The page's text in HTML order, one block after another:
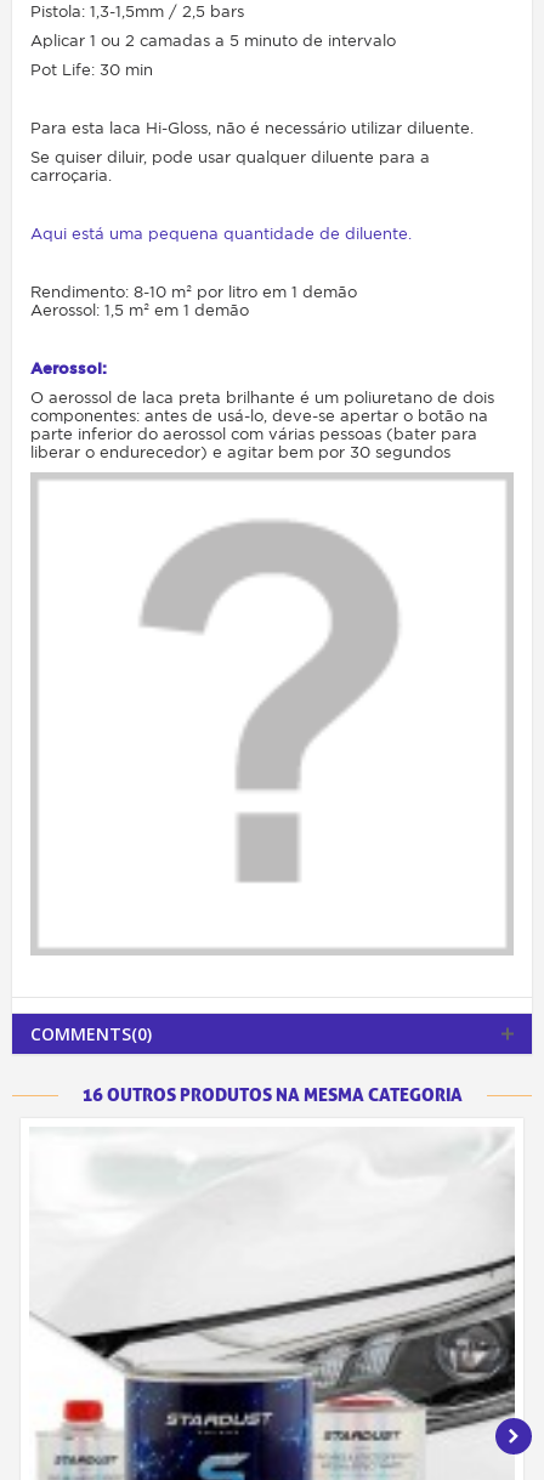
Pistola: 1,3-1,5mm / 2,5 bars
Aplicar 1 ou 2 camadas a 5 minuto de intervalo
Pot Life: 30 min
Para esta laca Hi-Gloss, não é necessário utilizar diluente.
Se quiser diluir, pode usar qualquer diluente para a
carroçaria.
Aqui está uma pequena quantidade de diluente.
Rendimento: 8-10 m² por litro em 1 demão
Aerossol: 1,5 m² em 1 demão
Aerossol:
O aerossol de laca preta brilhante é um poliuretano de dois
componentes: antes de usá-lo, deve-se apertar o botão na
parte inferior do aerossol com várias pessoas (bater para
liberar o endurecedor) e agitar bem por 30 segundos
COMMENTS(0)
16 OUTROS PRODUTOS NA MESMA CATEGORIA